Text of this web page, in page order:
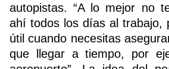
autopistas. “A lo mejor no
ahí todos los días al trabajo,
útil cuando necesitas
que llegar a tiempo, por